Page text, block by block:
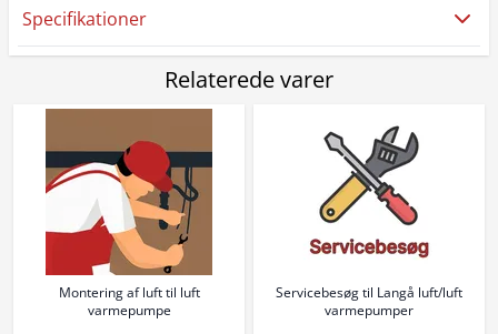
Specifikationer
Relaterede varer
Montering af luft til luft
varmepumpe
Servicebesøg til Langå luft/luft
varmepumper